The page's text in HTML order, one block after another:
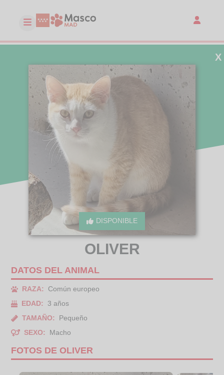
DISPONIBLE
X
OLIVER
DATOS DEL ANIMAL
RAZA:
Común europeo
EDAD:
3 años
TAMAÑO:
Pequeño
SEXO:
Macho
FOTOS DE OLIVER